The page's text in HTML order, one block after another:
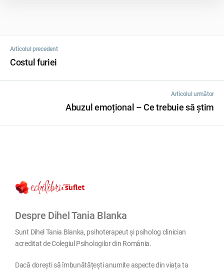
Articolul precedent
Costul furiei
Articolul următor
Abuzul emoțional – Ce trebuie să știm
Despre Dihel Tania Blanka
Sunt Dihel Tania Blanka, psihoterapeut și psiholog clinician
acreditat de Colegiul Psihologilor din România.
Dacă dorești să îmbunătățești anumite aspecte din viața ta